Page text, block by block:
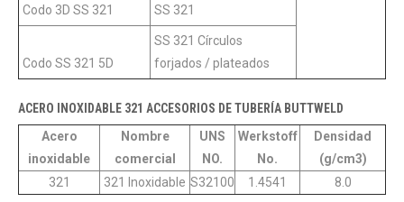
Codo 3D SS 321 SS 321
Codo SS 321 5D
SS 321 Círculos
forjados / plateados
ACERO INOXIDABLE 321 ACCESORIOS DE TUBERÍA BUTTWELD
Acero
inoxidable
Nombre
comercial
UNS
NO.
Werkstoff
No.
Densidad
(g/cm3)
321
321 Inoxidable S32100 1.4541 8.0